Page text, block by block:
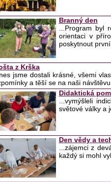
Branný den
...Program
orientaci v
poskytnout první
z Krška
jsme dostali krásné, všemi
a těší se na naši
Didaktická
...vymýšleli
světové války a
Den vědy a
...zájemci z
každý si mohl